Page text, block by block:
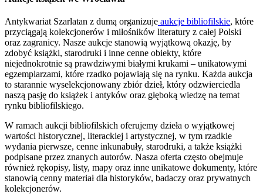
Antykwariat Szarlatan z dumą organizuje aukcje bibliofilskie, które
przyciągają kolekcjonerów i miłośników literatury z całej Polski
oraz zagranicy. Nasze aukcje stanowią wyjątkową okazję, by
zdobyć książki, starodruki i inne cenne obiekty, które
niejednokrotnie są prawdziwymi białymi krukami – unikatowymi
egzemplarzami, które rzadko pojawiają się na rynku. Każda aukcja
to starannie wyselekcjonowany zbiór dzieł, który odzwierciedla
naszą pasję do książek i antyków oraz głęboką wiedzę na temat
rynku bibliofilskiego.
W ramach aukcji bibliofilskich oferujemy dzieła o wyjątkowej
wartości historycznej, literackiej i artystycznej, w tym rzadkie
wydania pierwsze, cenne inkunabuły, starodruki, a także książki
podpisane przez znanych autorów. Nasza oferta często obejmuje
również rękopisy, listy, mapy oraz inne unikatowe dokumenty, które
stanowią cenny materiał dla historyków, badaczy oraz prywatnych
kolekcjonerów.